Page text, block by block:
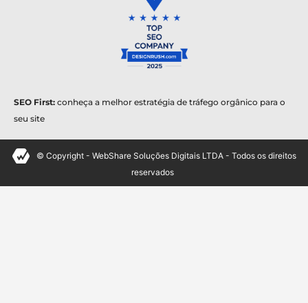
SEO First: conheça a melhor estratégia de tráfego orgânico para o
seu site
© Copyright - WebShare Soluções Digitais LTDA - Todos os direitos
reservados